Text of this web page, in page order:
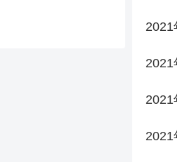
2021
2021
2021
2021